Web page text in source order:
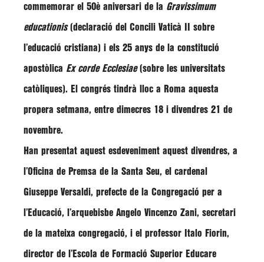
commemorar el 50è aniversari de la Gravissimum
educationis(declaració del Concili Vaticà II sobre
l’educació cristiana) i els 25 anys de la constitució
apostòlica Ex corde Ecclesiae(sobre les universitats
catòliques). El congrés tindrà lloc a Roma aquesta
propera setmana, entre dimecres 18 i divendres 21 de
novembre.
Han presentat aquest esdeveniment aquest divendres, a
l’Oficina de Premsa de la Santa Seu, el cardenal
Giuseppe Versaldi, prefecte de la Congregació per a
l’Educació, l’arquebisbe Angelo Vincenzo Zani, secretari
de la mateixa congregació, i el professor Italo Fiorin,
director de l’Escola de Formació Superior Educare